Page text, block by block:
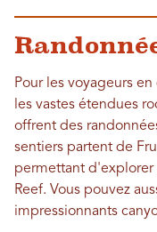
Pour les voyageurs
les vastes étendues
offrent des
sentiers partent de
permettant d'explorer
Reef. Vous pouvez
impressionnants